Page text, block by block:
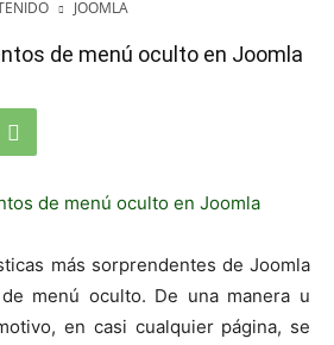
JOOMLA
de menú oculto en Joomla
más sorprendentes de Joomla
menú oculto. De una manera u
en casi cualquier página, se